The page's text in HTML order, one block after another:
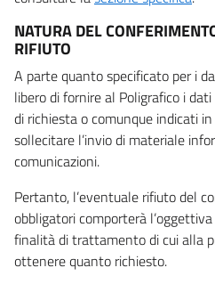
NATURA DEL
RIFIUTO
A parte quanto specificato per i
libero di fornire al Poligrafico i
di richiesta o comunque indicati
sollecitare l’invio di materiale
comunicazioni.
Pertanto, l’eventuale rifiuto del
obbligatori comporterà
finalità di trattamento di cui alla
ottenere quanto richiesto.